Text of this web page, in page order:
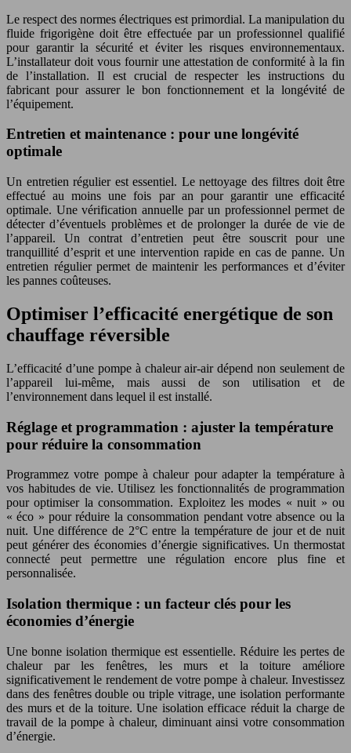
Le respect des normes électriques est primordial. La manipulation du
fluide frigorigène doit être effectuée par un professionnel qualifié
pour garantir la sécurité et éviter les risques environnementaux.
L’installateur doit vous fournir une attestation de conformité à la fin
de l’installation. Il est crucial de respecter les instructions du
fabricant pour assurer le bon fonctionnement et la longévité de
l’équipement.
Entretien et maintenance : pour une longévité
optimale
Un entretien régulier est essentiel. Le nettoyage des filtres doit être
effectué au moins une fois par an pour garantir une efficacité
optimale. Une vérification annuelle par un professionnel permet de
détecter d’éventuels problèmes et de prolonger la durée de vie de
l’appareil. Un contrat d’entretien peut être souscrit pour une
tranquillité d’esprit et une intervention rapide en cas de panne. Un
entretien régulier permet de maintenir les performances et d’éviter
les pannes coûteuses.
Optimiser l’efficacité energétique de son
chauffage réversible
L’efficacité d’une pompe à chaleur air-air dépend non seulement de
l’appareil lui-même, mais aussi de son utilisation et de
l’environnement dans lequel il est installé.
Réglage et programmation : ajuster la température
pour réduire la consommation
Programmez votre pompe à chaleur pour adapter la température à
vos habitudes de vie. Utilisez les fonctionnalités de programmation
pour optimiser la consommation. Exploitez les modes « nuit » ou
« éco » pour réduire la consommation pendant votre absence ou la
nuit. Une différence de 2°C entre la température de jour et de nuit
peut générer des économies d’énergie significatives. Un thermostat
connecté peut permettre une régulation encore plus fine et
personnalisée.
Isolation thermique : un facteur clés pour les
économies d’énergie
Une bonne isolation thermique est essentielle. Réduire les pertes de
chaleur par les fenêtres, les murs et la toiture améliore
significativement le rendement de votre pompe à chaleur. Investissez
dans des fenêtres double ou triple vitrage, une isolation performante
des murs et de la toiture. Une isolation efficace réduit la charge de
travail de la pompe à chaleur, diminuant ainsi votre consommation
d’énergie.